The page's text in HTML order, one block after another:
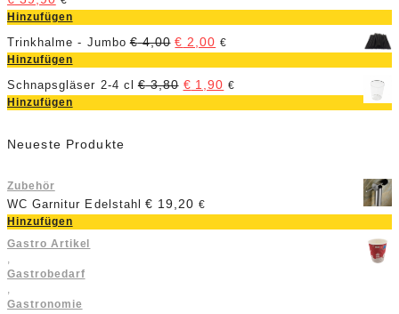
Hinzufügen
Trinkhalme - Jumbo €4,00 € 2,00 €
Hinzufügen
Schnapsgläser 2-4 cl €3,80 € 1,90 €
Hinzufügen
Neueste Produkte
Zubehör
WC Garnitur Edelstahl € 19,20 €
Hinzufügen
Gastro Artikel
,
Gastrobedarf
,
Gastronomie